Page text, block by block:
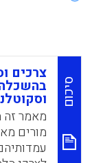
סיכום
צרכים
מאמר זה
מורים